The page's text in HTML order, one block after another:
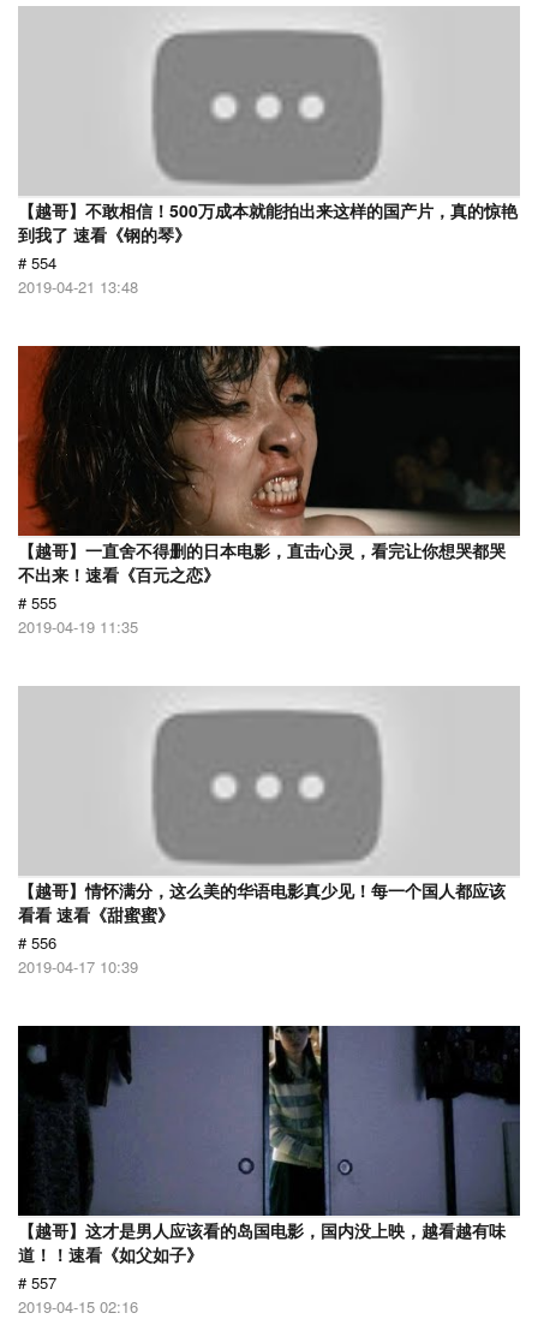
【越哥】不敢相信！500万成本就能拍出来这样的国产片，真的惊艳
到我了 速看《钢的琴》
# 554
2019-04-21 13:48
【越哥】一直舍不得删的日本电影，直击心灵，看完让你想哭都哭
不出来！速看《百元之恋》
# 555
2019-04-19 11:35
【越哥】情怀满分，这么美的华语电影真少见！每一个国人都应该
看看 速看《甜蜜蜜》
# 556
2019-04-17 10:39
【越哥】这才是男人应该看的岛国电影，国内没上映，越看越有味
道！！速看《如父如子》
# 557
2019-04-15 02:16